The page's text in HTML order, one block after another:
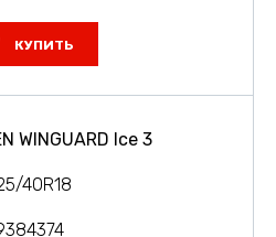
КУПИТЬ
WINGUARD Ice 3
40R18